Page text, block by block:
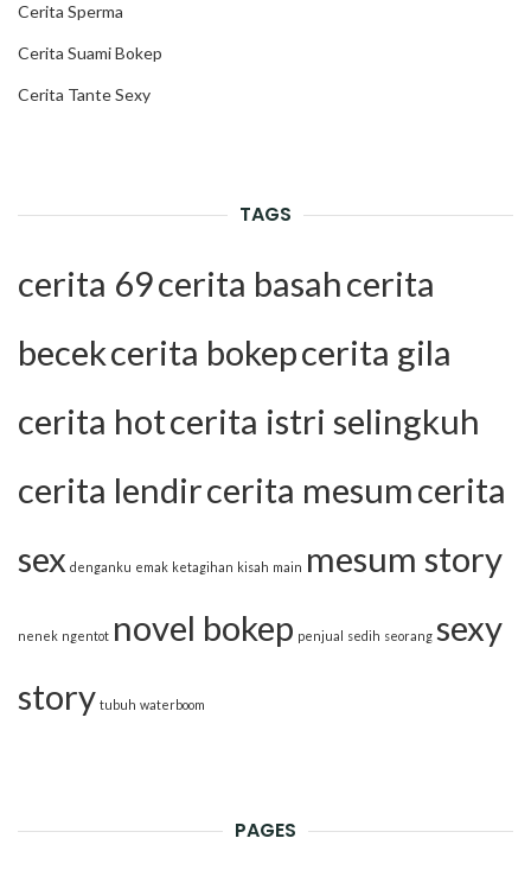
Cerita Sperma
Cerita Suami Bokep
Cerita Tante Sexy
TAGS
cerita 69cerita basahcerita
becekcerita bokepcerita gila
cerita hotcerita istri selingkuh
cerita lendircerita mesumcerita
sex denganku emak ketagihan kisah main mesum story
nenek ngentot novel bokep penjual sedih seorang sexy
story tubuh waterboom
PAGES